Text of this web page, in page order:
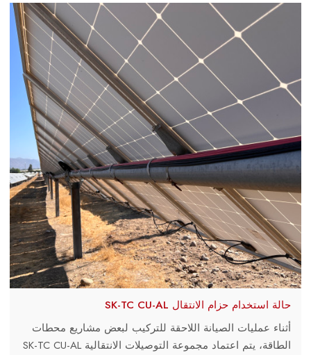
حالة استخدام حزام الانتقال SK-TC CU-AL
أثناء عمليات الصيانة اللاحقة للتركيب لبعض مشاريع محطات
الطاقة، يتم اعتماد مجموعة التوصيلات الانتقالية SK-TC CU-AL